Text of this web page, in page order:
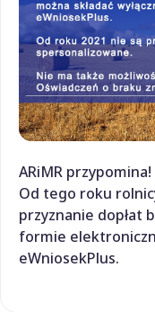
ARiMR przypomina!
Od tego roku
przyznanie dopłat
formie
eWniosekPlus.